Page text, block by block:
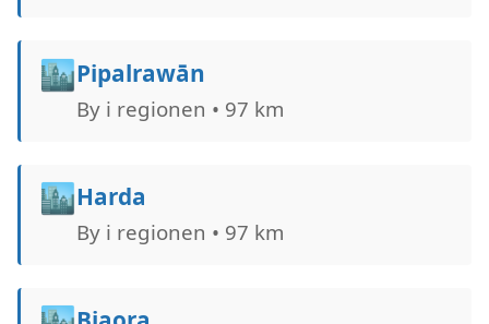
🏙️Pipalrawān
By i regionen • 97 km
🏙️Harda
By i regionen • 97 km